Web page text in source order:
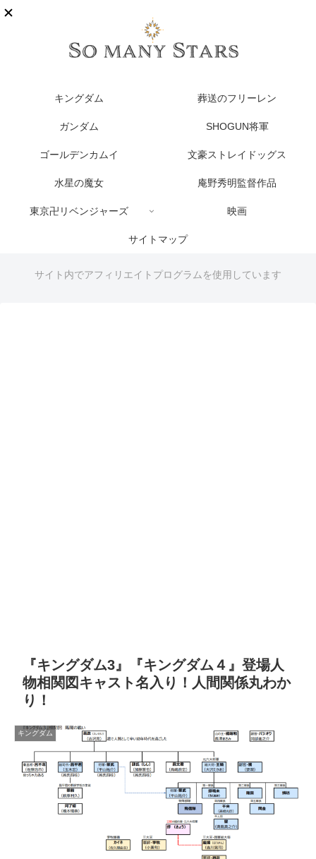
キングダム 葬送のフリーレン
ガンダム SHOGUN将軍
ゴールデンカムイ 文豪ストレイドッグス
水星の魔女 庵野秀明監督作品
東京卍リベンジャーズ 映画
サイトマップ
サイト内でアフィリエイトプログラムを使用しています
『キングダム3』『キングダム４』登場人
物相関図キャスト名入り！人間関係丸わか
り！
キングダム